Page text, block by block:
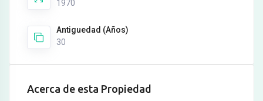
1970
Antiguedad (Años)
30
Acerca de esta Propiedad